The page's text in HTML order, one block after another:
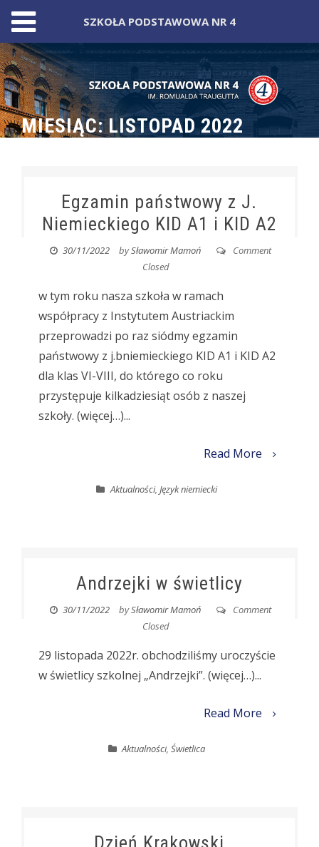
Skip
to
content
MIESIĄC:LISTOPAD 2022
Egzamin państwowy z J.
Niemieckiego KID A1 i KID A2
30/11/2022 bySławomir Mamoń
Comment
Closed
w tym roku nasza szkoła w ramach
współpracy z Instytutem Austriackim
przeprowadzi po raz siódmy egzamin
państwowy z j.bniemieckiego KID A1 i KID A2
dla klas VI-VIII, do którego co roku
przystępuje kilkadziesiąt osób z naszej
szkoły. (więcej…)...
Read More
Aktualności, Język niemiecki
Andrzejki w świetlicy
30/11/2022 bySławomir Mamoń
Comment
Closed
29 listopada 2022r. obchodziliśmy uroczyście
w świetlicy szkolnej „Andrzejki”. (więcej…)...
Read More
Aktualności,Świetlica
Dzień Krakowski
SZKOŁA PODSTAWOWA NR 4